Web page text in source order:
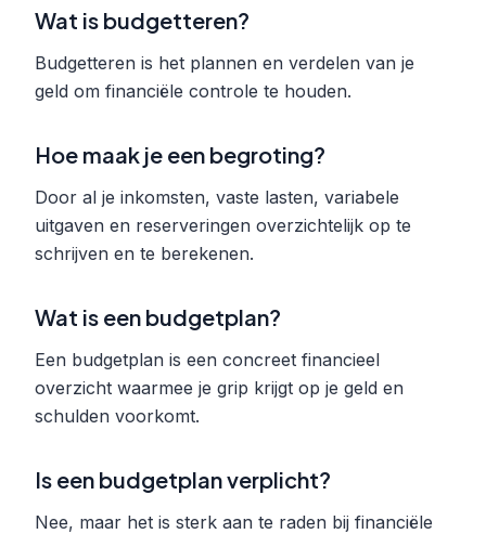
Wat is budgetteren?
Budgetteren is het plannen en verdelen van je
geld om financiële controle te houden.
Hoe maak je een begroting?
Door al je inkomsten, vaste lasten, variabele
uitgaven en reserveringen overzichtelijk op te
schrijven en te berekenen.
Wat is een budgetplan?
Een budgetplan is een concreet financieel
overzicht waarmee je grip krijgt op je geld en
schulden voorkomt.
Is een budgetplan verplicht?
Nee, maar het is sterk aan te raden bij financiële